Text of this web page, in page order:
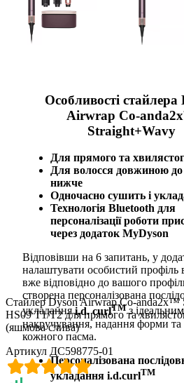
Особливості стайлера
Airwrap Co-
Straight+Wavy
Для прямого та
Для волосся довжиною до
нижче
Одночасно сушить і
Технологія Bluetooth для
персоналізації роботи
через додаток MyDyson
Відповівши на 6 запитань, у
налаштувати особистий профіль
вже відповідно до вашого
створена персоналізована
укладанняi.d. curlTMз
накручування, надання форми та
кожного пасма.
Персоналізована
укладання i.d.curlTM
Стайлер Dyson Airwrap Co-anda2x™
HS09 T1/T2 для прямого та
(яшмова слива)
Артикул ДС598775-01